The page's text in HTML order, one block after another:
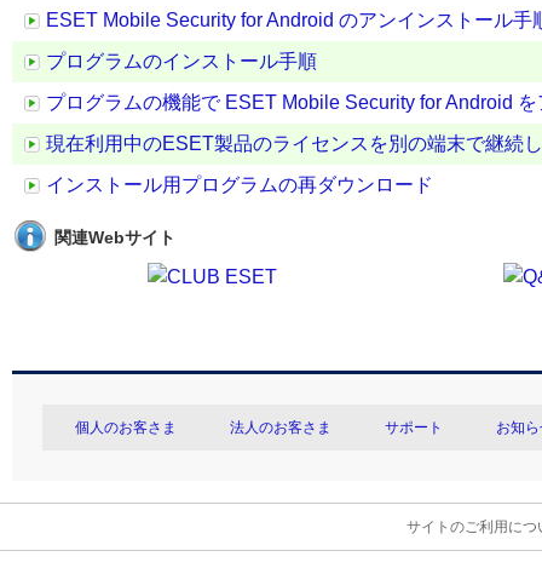
ESET Mobile Security for Android のアンインストール手
プログラムのインストール手順
プログラムの機能で ESET Mobile Security for Android
現在利用中のESET製品のライセンスを別の端末で継続
インストール用プログラムの再ダウンロード
関連Webサイト
個人のお客さま 法人のお客さま サポート お知
サイトのご利用につ